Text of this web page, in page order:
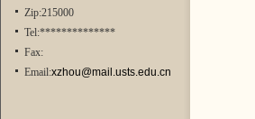
Zip:215000
Tel:**************
Fax:
Email:xzhou@mail.usts.edu.cn